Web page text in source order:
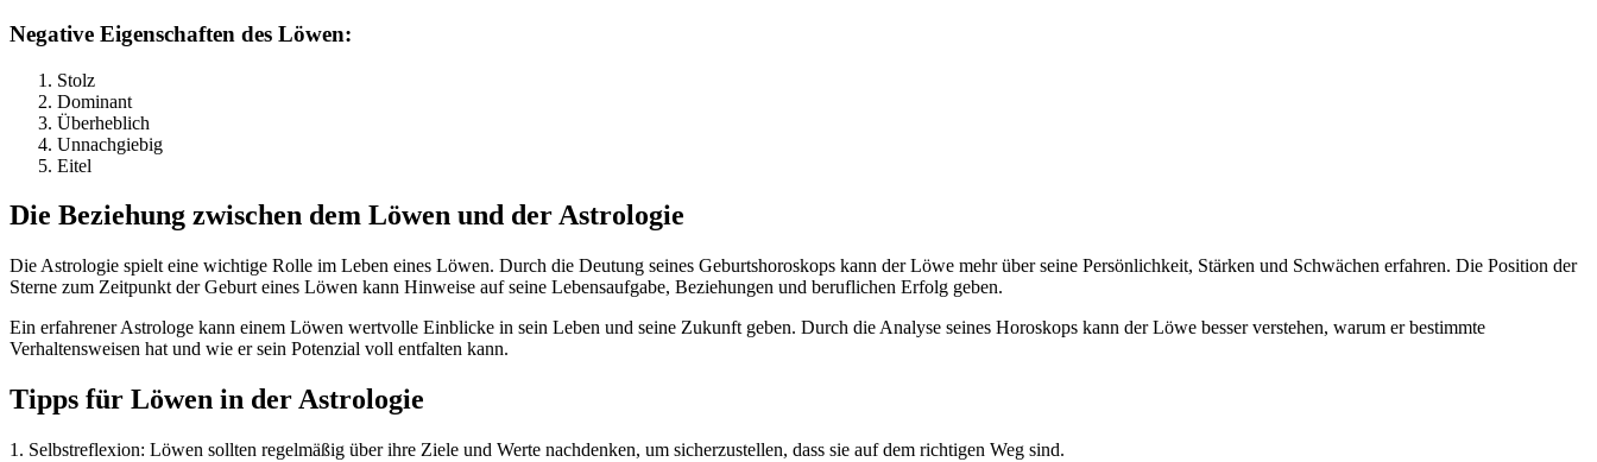
Negative Eigenschaften des Löwen:
Stolz
Dominant
Überheblich
Unnachgiebig
Eitel
Die Beziehung zwischen dem Löwen und der Astrologie
Die Astrologie spielt eine wichtige Rolle im Leben eines Löwen. Durch die Deutung seines Geburtshoroskops kann der Löwe mehr über seine Persönlichkeit, Stärken und Schwächen erfahren. Die Position der
Sterne zum Zeitpunkt der Geburt eines Löwen kann Hinweise auf seine Lebensaufgabe, Beziehungen und beruflichen Erfolg geben.
Ein erfahrener Astrologe kann einem Löwen wertvolle Einblicke in sein Leben und seine Zukunft geben. Durch die Analyse seines Horoskops kann der Löwe besser verstehen, warum er bestimmte
Verhaltensweisen hat und wie er sein Potenzial voll entfalten kann.
Tipps für Löwen in der Astrologie
1. Selbstreflexion: Löwen sollten regelmäßig über ihre Ziele und Werte nachdenken, um sicherzustellen, dass sie auf dem richtigen Weg sind.